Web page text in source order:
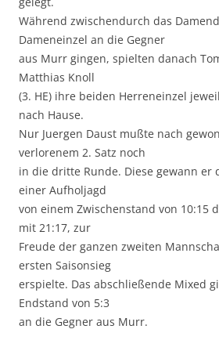
Während zwischendurch das
Dameneinzel an die Gegner
aus Murr gingen, spielten danach
Matthias Knoll
(3. HE) ihre beiden Herreneinzel
nach Hause.
Nur Juergen Daust mußte nach
verlorenem 2. Satz noch
in die dritte Runde. Diese gewann er
einer Aufholjagd
von einem Zwischenstand von 10:15
mit 21:17, zur
Freude der ganzen zweiten
ersten Saisonsieg
erspielte. Das abschließende Mixed
Endstand von 5:3
an die Gegner aus Murr.